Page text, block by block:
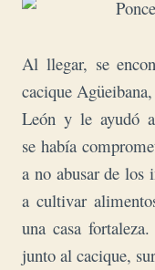
Al llegar, se
cacique
León y le ayudó
se había
a no abusar de los
a cultivar
una casa
junto al cacique,